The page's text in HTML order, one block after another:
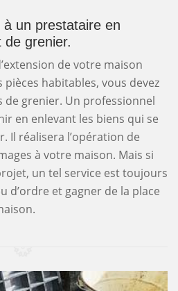
un prestataire en
grenier.
de votre maison
habitables, vous devez
grenier. Un professionnel
en enlevant les biens qui se
Il réalisera l’opération de
à votre maison. Mais si
un tel service est toujours
d’ordre et gagner de la place